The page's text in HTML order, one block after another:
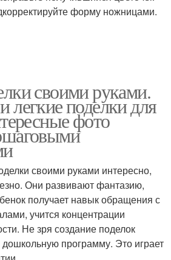
форму ножницами.
своими руками.
легкие поделки для
фото
своими руками интересно,
Они развивают фантазию,
получает навык обращения с
учится концентрации
Не зря создание поделок
программу. Это играет